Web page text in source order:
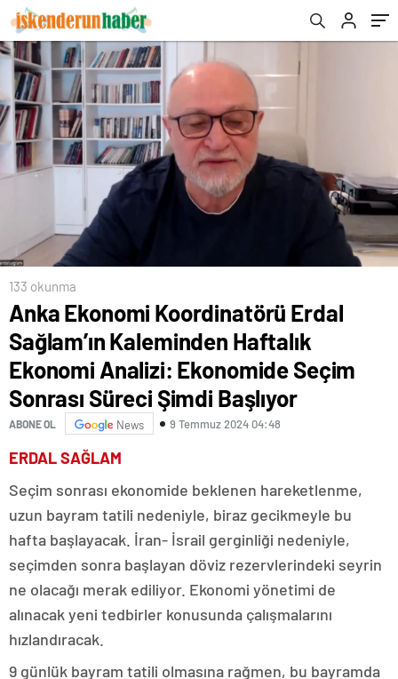
Ekonomide Seçim Sonrası Süreci Şimdi
Başlıyor
133 okunma
Anka Ekonomi Koordinatörü Erdal
Sağlam’ın Kaleminden Haftalık
Ekonomi Analizi: Ekonomide Seçim
Sonrası Süreci Şimdi Başlıyor
ABONE OL News 9 Temmuz 2024 04:48
ERDAL SAĞLAM
Seçim sonrası ekonomide beklenen hareketlenme,
uzun bayram tatili nedeniyle, biraz gecikmeyle bu
hafta başlayacak. İran- İsrail gerginliği nedeniyle,
seçimden sonra başlayan döviz rezervlerindeki seyrin
ne olacağı merak ediliyor. Ekonomi yönetimi de
alınacak yeni tedbirler konusunda çalışmalarını
hızlandıracak.
9 günlük bayram tatili olmasına rağmen, bu bayramda